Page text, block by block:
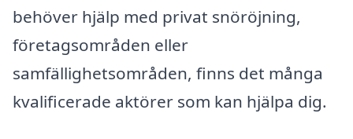
behöver hjälp med privat snöröjning,
företagsområden eller
samfällighetsområden, finns det många
kvalificerade aktörer som kan hjälpa dig.